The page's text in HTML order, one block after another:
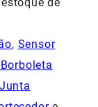
de
, Sensor
Junta